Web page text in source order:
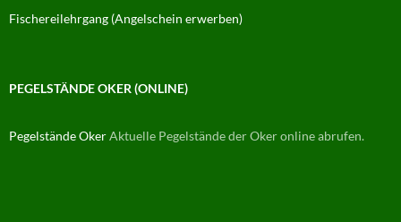
Fischereilehrgang (Angelschein erwerben)
PEGELSTÄNDE OKER (ONLINE)
Pegelstände OkerAktuelle Pegelstände der Oker online abrufen.